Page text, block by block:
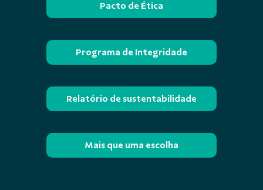
Pacto de Ética
Programa de Integridade
Relatório de sustentabilidade
Mais que uma escolha